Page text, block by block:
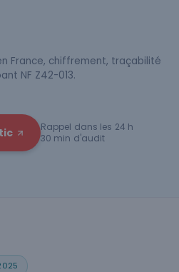
France, chiffrement, traçabilité
NF Z42-013.
Rappel dans les 24 h
30 min d'audit